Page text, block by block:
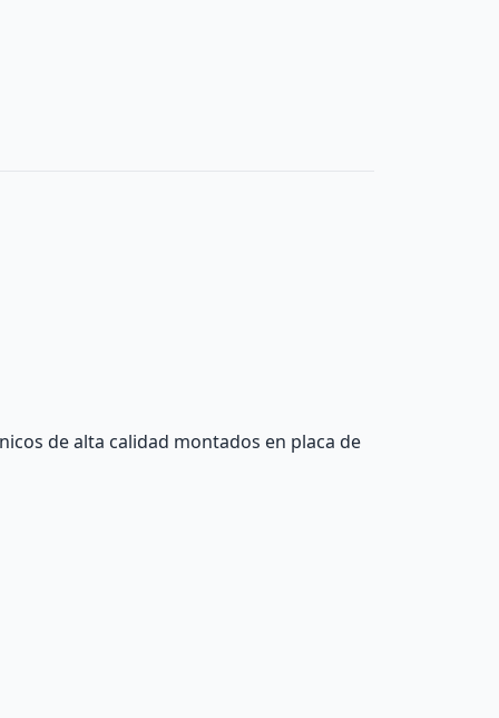
de alta calidad montados en placa de